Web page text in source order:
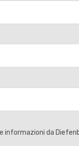
informazioni da